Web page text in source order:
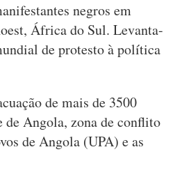
negros em
África do Sul. Levanta-
de protesto à política
de mais de 3500
de Angola, zona de conflito
de Angola (UPA) e as